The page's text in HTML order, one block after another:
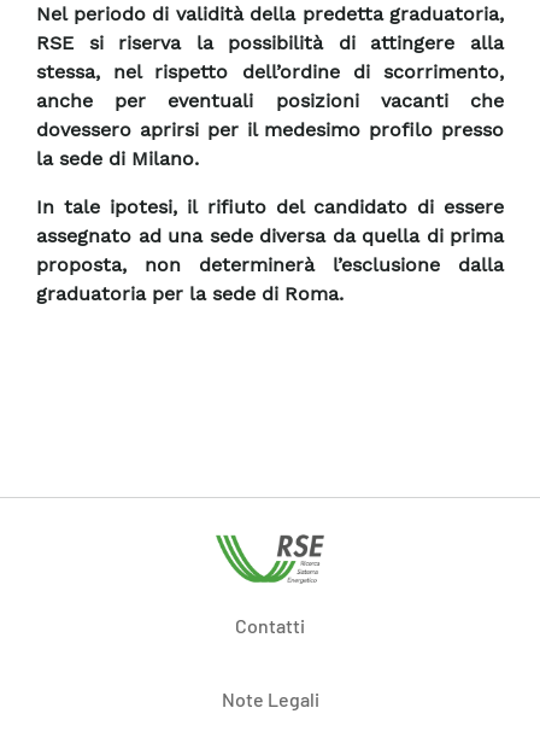
Nel periodo di validità della predetta graduatoria,
RSE si riserva la possibilità di attingere alla
stessa, nel rispetto dell’ordine di scorrimento,
anche per eventuali posizioni vacanti che
dovessero aprirsi per il medesimo profilo presso
la sede di Milano.
In tale ipotesi, il rifiuto del candidato di essere
assegnato ad una sede diversa da quella di prima
proposta, non determinerà l’esclusione dalla
graduatoria per la sede di Roma.
Contatti
Note Legali